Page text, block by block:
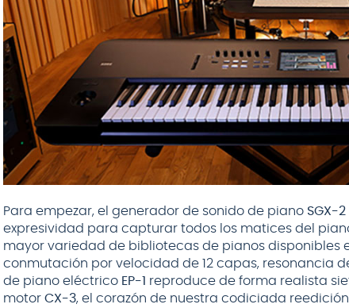
Para empezar, el generador de sonido de piano SGX-2
expresividad para capturar todos los matices del
mayor variedad de bibliotecas de pianos disponibles
conmutación por velocidad de 12 capas, resonancia
de piano eléctrico EP-1 reproduce de forma realista
motor CX-3, el corazón de nuestra codiciada